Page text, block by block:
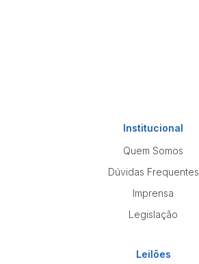
Institucional
Quem Somos
Dúvidas Frequentes
Imprensa
Legislação
Leilões